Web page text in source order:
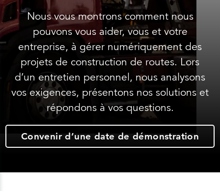
Nous vous montrons comment nous
pouvons vous aider, vous et votre
entreprise, à gérer numériquement des
projets de construction de routes. Lors
d’un entretien personnel, nous analysons
vos exigences, présentons nos solutions et
répondons à vos questions.
Convenir d’une date de démonstration